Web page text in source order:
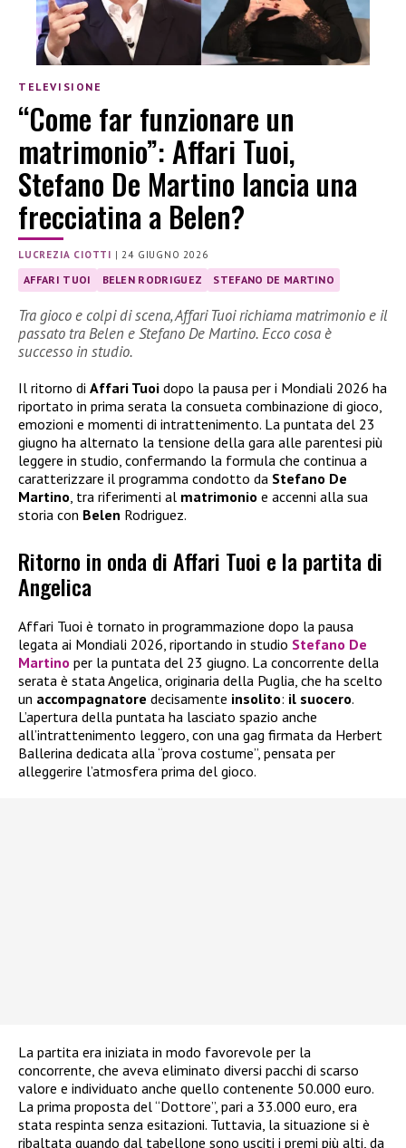
TELEVISIONE
“Come far funzionare un
matrimonio”: Affari Tuoi,
Stefano De Martino lancia una
frecciatina a Belen?
LUCREZIA CIOTTI | 24 GIUGNO 2026
AFFARI TUOI BELEN RODRIGUEZ STEFANO DE MARTINO
Tra gioco e colpi di scena, Affari Tuoi richiama matrimonio e il
passato tra Belen e Stefano De Martino. Ecco cosa è
successo in studio.
Il ritorno di Affari Tuoi dopo la pausa per i Mondiali 2026 ha
riportato in prima serata la consueta combinazione di gioco,
emozioni e momenti di intrattenimento. La puntata del 23
giugno ha alternato la tensione della gara alle parentesi più
leggere in studio, confermando la formula che continua a
caratterizzare il programma condotto da Stefano De
Martino, tra riferimenti al matrimonio e accenni alla sua
storia con Belen Rodriguez.
Ritorno in onda di Affari Tuoi e la partita di
Angelica
Affari Tuoi è tornato in programmazione dopo la pausa
legata ai Mondiali 2026, riportando in studio Stefano De
Martino per la puntata del 23 giugno. La concorrente della
serata è stata Angelica, originaria della Puglia, che ha scelto
un accompagnatore decisamente insolito: il suocero.
L’apertura della puntata ha lasciato spazio anche
all’intrattenimento leggero, con una gag firmata da Herbert
Ballerina dedicata alla “prova costume”, pensata per
alleggerire l’atmosfera prima del gioco.
La partita era iniziata in modo favorevole per la
concorrente, che aveva eliminato diversi pacchi di scarso
valore e individuato anche quello contenente 50.000 euro.
La prima proposta del “Dottore”, pari a 33.000 euro, era
stata respinta senza esitazioni. Tuttavia, la situazione si è
ribaltata quando dal tabellone sono usciti i premi più alti, da